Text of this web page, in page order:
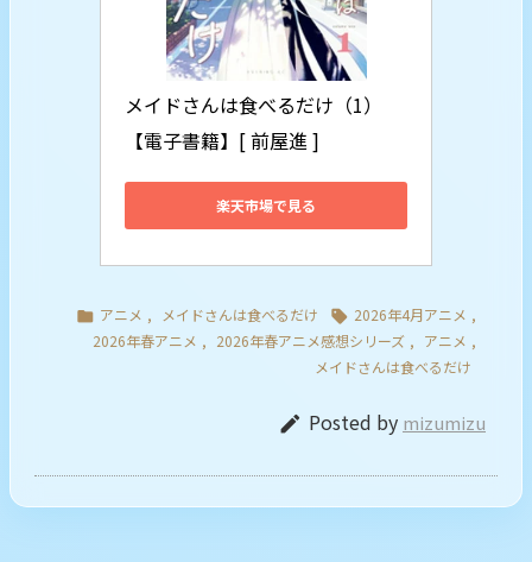
メイドさんは食べるだけ（1）
【電子書籍】[ 前屋進 ]
楽天市場で見る
 アニメ , メイドさんは食べるだけ  2026年4月アニメ ,
2026年春アニメ , 2026年春アニメ感想シリーズ , アニメ ,
メイドさんは食べるだけ
 Posted by mizumizu